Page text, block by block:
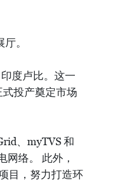
。
度卢比。这一
投产奠定市场
、myTVS 和
网络。 此外，
目，努力打造环